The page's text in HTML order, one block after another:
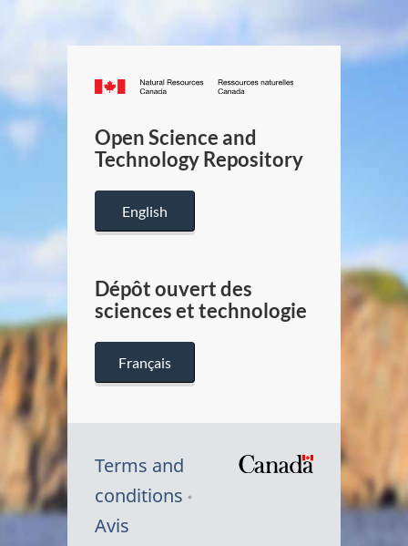
Canada.ca
/
Canada
Open Science and
Technology Repository
English
Dépôt ouvert des
sciences et technologie
Français
Terms and
conditions
Avis
Symbole